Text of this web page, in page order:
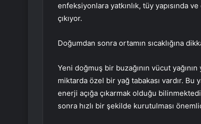
enfeksiyonlara yatkınlık, tüy yapısında
çıkıyor.
Doğumdan sonra ortamın sıcaklığına
Yeni doğmuş bir buzağının vücut
miktarda özel bir yağ tabakası vardır. Bu
enerji açığa çıkarmak olduğu
sonra hızlı bir şekilde kurutulması